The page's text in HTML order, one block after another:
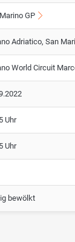
GP
Adriatico, San
World Circuit
Uhr
Uhr
bewölkt